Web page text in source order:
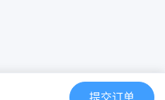
提交订单